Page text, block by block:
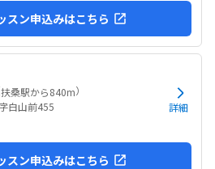
スン申込みはこちら
扶桑駅から840m）
白山前455
詳細
スン申込みはこちら